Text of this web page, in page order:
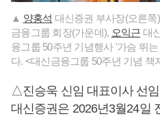
▲ 양홍석 대신증권 부사장(오른쪽
금융그룹 회장(가운데), 오익근 대
융그룹 50주년 기념행사 '가슴 뛰
다. <대신금융그룹 50주년 기념 책
△진승욱 신임 대표이사 선임
대신증권은 2026년3월24일